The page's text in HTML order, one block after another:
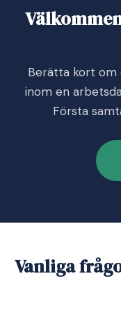
Berätta kort
inom en
Första
Vanliga